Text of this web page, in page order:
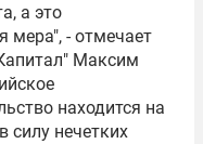
а это
мера", - отмечает
Максим
находится на
силу нечетких